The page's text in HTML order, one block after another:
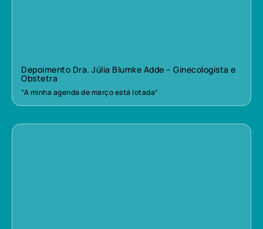
Depoimento Dra. Júlia Blumke Adde – Ginecologista e
Obstetra
“A minha agenda de março está lotada”